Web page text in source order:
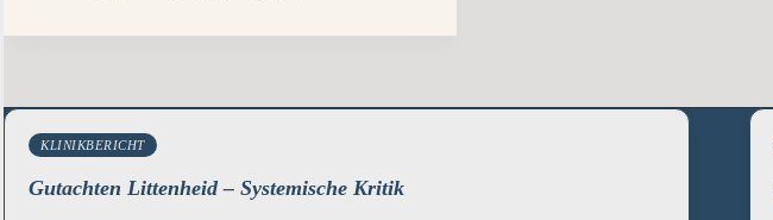
KLINIKBERICHT
Gutachten Littenheid – Systemische Kritik